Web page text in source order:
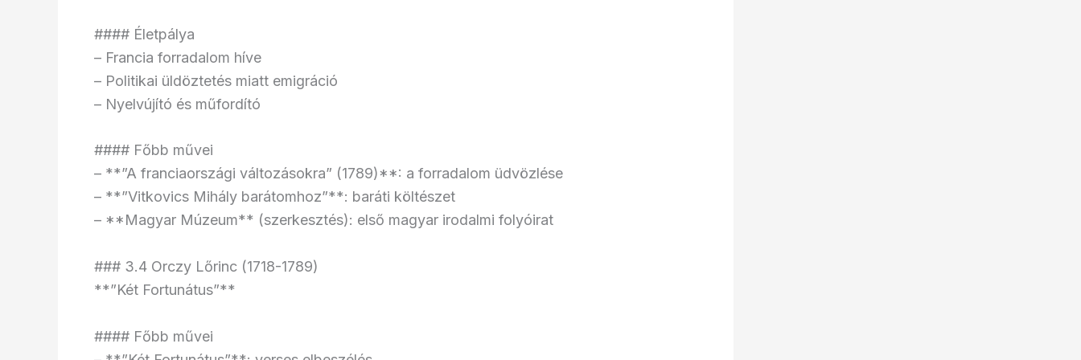
#### Életpálya
– Francia forradalom híve
– Politikai üldöztetés miatt emigráció
– Nyelvújító és műfordító
#### Főbb művei
– **”A franciaországi változásokra” (1789)**: a forradalom üdvözlése
– **”Vitkovics Mihály barátomhoz”**: baráti költészet
– **Magyar Múzeum** (szerkesztés): első magyar irodalmi folyóirat
### 3.4 Orczy Lőrinc (1718-1789)
**”Két Fortunátus”**
#### Főbb művei